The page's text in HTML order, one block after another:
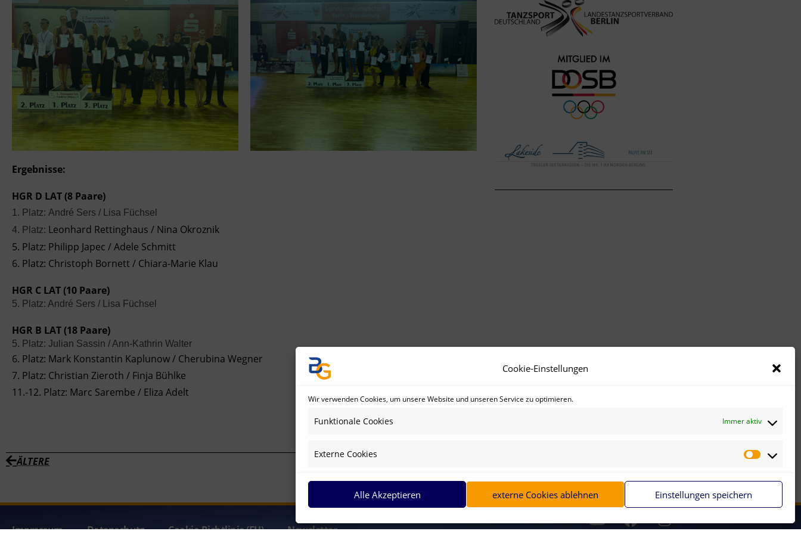
Cookie-Einstellungen
Wir verwenden Cookies, um unsere Website und unseren Service zu optimieren.
Funktionale Cookies Immer aktiv
Externe Cookies
Alle Akzeptieren externe Cookies ablehnen Einstellungen speichern
Ergebnisse:
HGR D LAT (8 Paare)
1. Platz: André Sers / Lisa Füchsel
4. Platz: Leonhard Rettinghaus / Nina Okroznik
5. Platz: Philipp Japec / Adele Schmitt
6. Platz: Christoph Bornett / Chiara-Marie Klau
HGR C LAT (10 Paare)
5. Platz: André Sers / Lisa Füchsel
HGR B LAT (18 Paare)
5. Platz: Julian Sassin / Ann-Kathrin Walter
6. Platz: Mark Konstantin Kaplunow / Cherubina Wegner
7. Platz: Christian Zieroth / Finja Bühlke
11.-12. Platz: Marc Sarembe / Eliza Adelt
ÄLTERE
Impressum Datenschutz Cookie-Richtlinie (EU) Newsletter